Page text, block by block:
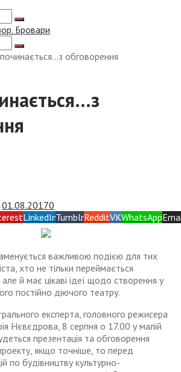
обговорення
01.08.20170
LinkedInTumblrRedditVKWhatsApp
важливою подією для тих
хто не тільки переймається
й має цікаві ідеї щодо створення у
постійно діючого театру.
експерта, головного режисера
Нєвєдрова, 8 серпня о 17.00 у малій
презентація та обговорення
якщо точніше, то перед
по будівництву культурно-